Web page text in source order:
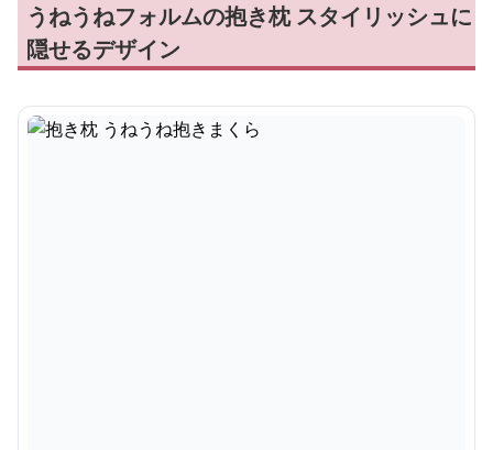
うねうねフォルムの抱き枕 スタイリッシュに
隠せるデザイン